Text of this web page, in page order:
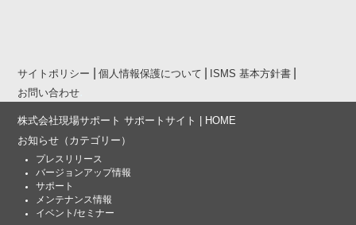
サイトポリシー 個人情報保護について
ISMS 基本方針書
お問い合わせ
株式会社現場サポート サポートサイト | HOME
お知らせ （カテゴリー）
プレスリリース
バージョンアップ情報
サポート
メンテナンス情報
イベント/セミナー